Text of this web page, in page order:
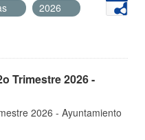
2026
Trimestre 2026 -
2026 - Ayuntamiento